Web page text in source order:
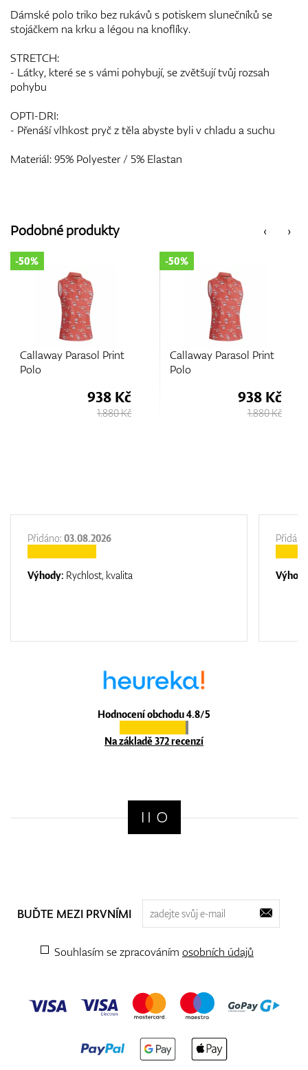
Dámské polo triko bez rukávů s potiskem slunečníků se
stojáčkem na krku a légou na knoflíky.
STRETCH:
- Látky, které se s vámi pohybují, se zvětšují tvůj rozsah
pohybu
OPTI-DRI:
- Přenáší vlhkost pryč z těla abyste byli v chladu a suchu
Materiál: 95% Polyester / 5% Elastan
‹
Podobné produkty ›
Callaway Parasol Print
Polo
-50%
938 Kč
1.880 Kč
Callaway Parasol Print
Polo
-50%
938 Kč
1.880 Kč
Hodnocení obchodu 4.8/5
Na základě 372 recenzí
Přidáno: 03.08.2026
Výhody: Rychlost, kvalita
BUĎTE MEZI PRVNÍMI
Souhlasím se zpracováním osobních údajů